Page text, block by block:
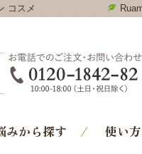
コスメ
ルアンルアン コスメ
みから探す 使い